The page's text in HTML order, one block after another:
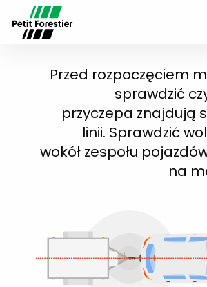
Przed rozpoczęciem
sprawdzić
przyczepa znajdują
linii. Sprawdzić
wokół zespołu
na